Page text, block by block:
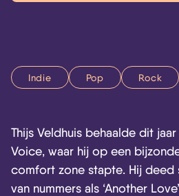
Indie Pop Rock
Thijs Veldhuis behaalde dit
Voice, waar hij op een
comfort zone stapte. Hij deed
van nummers als ‘Another